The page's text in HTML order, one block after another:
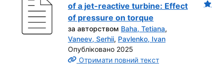
of a jet-reactive turbine: Effect
of pressure on torque
за авторством Baha, Tetiana,
Vaneev, Serhii, Pavlenko, Ivan
Опубліковано 2025
Отримати повний текст